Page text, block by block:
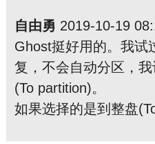
自由勇 2019-10-19
Ghost挺好用的。我试
复，不会自动分区，
(To partition)。
如果选择的是到整盘